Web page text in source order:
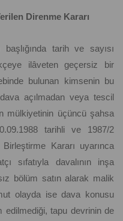
Direnme Kararı
tarih ve sayısı
ilâveten geçersiz bir
bulunan kimsenin bu
açılmadan veya tescil
mülkiyetinin üçüncü şahsa
tarihli ve 1987/2
Kararı uyarınca
sıfatıyla davalının inşa
bölüm satın alarak malik
olayda ise dava konusu
edilmediği, tapu devrinin de